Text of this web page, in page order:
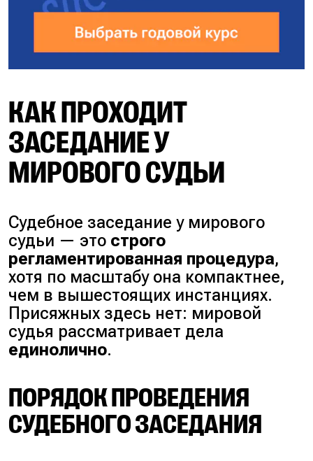
КАК ПРОХОДИТ
ЗАСЕДАНИЕ У
МИРОВОГО СУДЬИ
Судебное заседание у мирового
судьи — это строго
регламентированная процедура,
хотя по масштабу она компактнее,
чем в вышестоящих инстанциях.
Присяжных здесь нет: мировой
судья рассматривает дела
единолично.
ПОРЯДОК ПРОВЕДЕНИЯ
СУДЕБНОГО ЗАСЕДАНИЯ